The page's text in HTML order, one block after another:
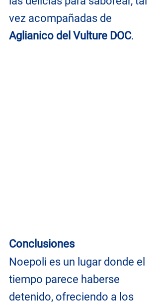
vez acompañadas de
Aglianico del Vulture DOC.
Conclusiones
Noepoli es un lugar donde el
tiempo parece haberse
detenido, ofreciendo a los